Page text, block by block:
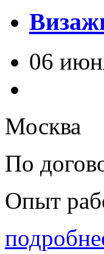
06
Москва
По
Опыт